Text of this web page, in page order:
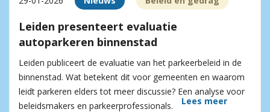
Leiden presenteert evaluatie
autoparkeren binnenstad
Leiden publiceert de evaluatie van het parkeerbeleid in de
binnenstad. Wat betekent dit voor gemeenten en waarom
leidt parkeren elders tot meer discussie? Een analyse voor
beleidsmakers en parkeerprofessionals.
Lees meer